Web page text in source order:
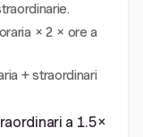
× 2 × ore a
+ straordinari
a 1.5×